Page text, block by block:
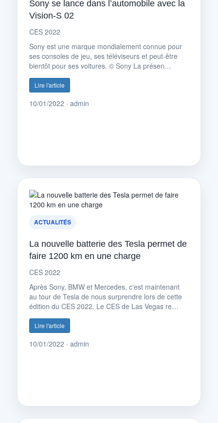
Sony se lance dans l’automobile avec la
Vision-S 02
CES 2022
Sony est une marque mondialement connue pour
ses consoles de jeu, ses téléviseurs et peut-être
bientôt pour ses voitures. © Sony La présen…
Lire l'article
10/01/2022 · admin
ACTUALITÉS
La nouvelle batterie des Tesla permet de
faire 1200 km en une charge
CES 2022
Après Sony, BMW et Mercedes, c'est maintenant
au tour de Tesla de nous surprendre lors de cette
édition du CES 2022. Le CES de Las Vegas re…
Lire l'article
10/01/2022 · admin